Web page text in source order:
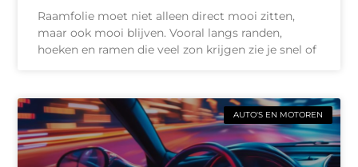
Raamfolie moet niet alleen direct mooi zitten,
maar ook mooi blijven. Vooral langs randen,
hoeken en ramen die veel zon krijgen zie je snel of
AUTO'S EN MOTOREN